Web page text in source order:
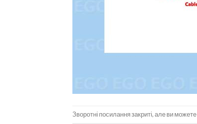
Зворотні посилання закриті, але ви можете